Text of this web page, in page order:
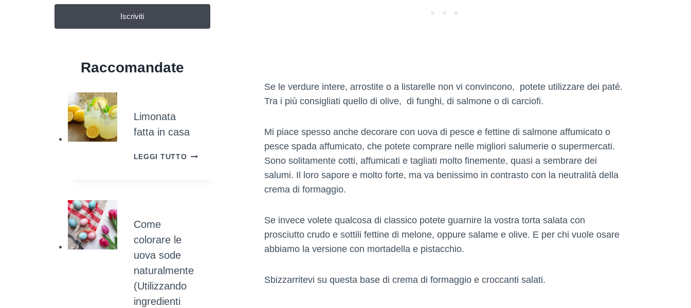
Se le verdure intere, arrostite o a listarelle non vi convincono, potete utilizzare dei paté.
Tra i più consigliati quello di olive, di funghi, di salmone o di carciofi.
Mi piace spesso anche decorare con uova di pesce e fettine di salmone affumicato o
pesce spada affumicato, che potete comprare nelle migliori salumerie o supermercati.
Sono solitamente cotti, affumicati e tagliati molto finemente, quasi a sembrare dei
salumi. Il loro sapore e molto forte, ma va benissimo in contrasto con la neutralità della
crema di formaggio.
Se invece volete qualcosa di classico potete guarnire la vostra torta salata con
prosciutto crudo e sottili fettine di melone, oppure salame e olive. E per chi vuole osare
abbiamo la versione con mortadella e pistacchio.
Sbizzarritevi su questa base di crema di formaggio e croccanti salati.
Iscriviti
Raccomandate
Limonata
fatta in casa
LEGGI TUTTOLIMONATA
Come
colorare le
uova sode
naturalmente
(Utilizzando
ingredienti